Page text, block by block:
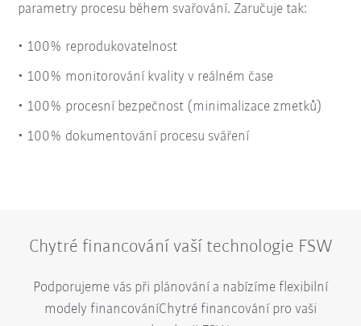
parametry procesu během svařování. Zaručuje tak:
100% reprodukovatelnost
100% monitorování kvality v reálném čase
100% procesní bezpečnost (minimalizace zmetků)
100% dokumentování procesu sváření
Chytré financování vaší technologie FSW
Podporujeme vás při plánování a nabízíme flexibilní
modely financováníChytré financování pro vaši